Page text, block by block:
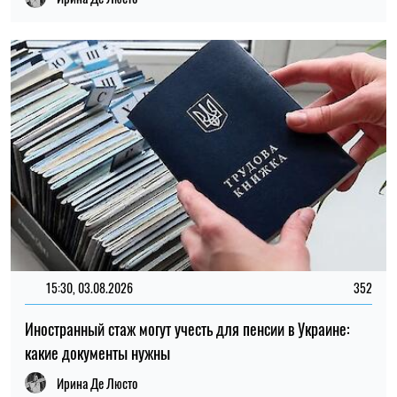
15:30, 03.08.2026 352
Иностранный стаж могут учесть для пенсии в Украине:
какие документы нужны
Ирина Де Люсто